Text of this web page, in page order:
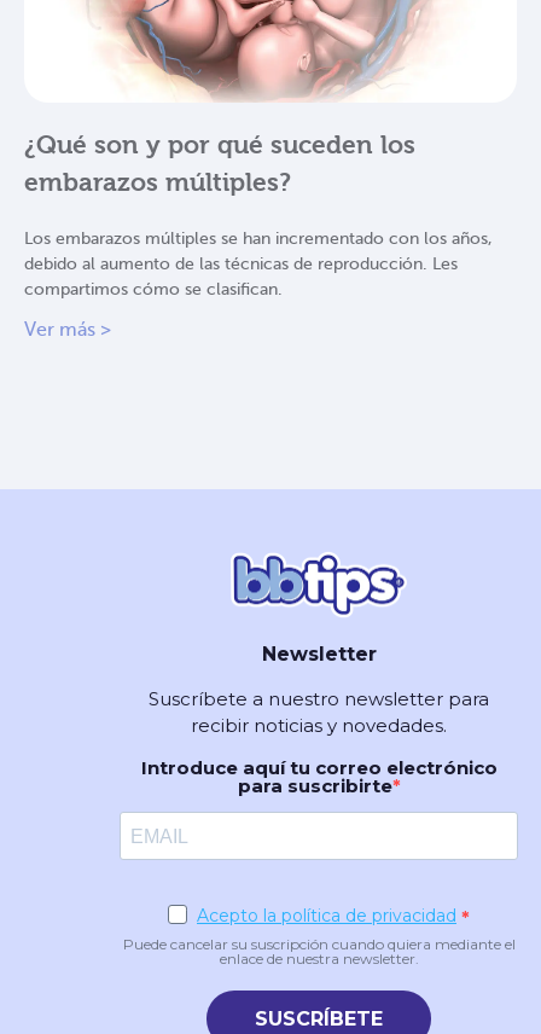
¿Qué son y por qué suceden los
embarazos múltiples?
Los embarazos múltiples se han incrementado con los años,
debido al aumento de las técnicas de reproducción. Les
compartimos cómo se clasifican.
Ver más >
Newsletter
Suscríbete a nuestro newsletter para
recibir noticias y novedades.
Introduce aquí tu correo electrónico
para suscribirte
Acepto la política de privacidad
Puede cancelar su suscripción cuando quiera mediante el
enlace de nuestra newsletter.
SUSCRÍBETE